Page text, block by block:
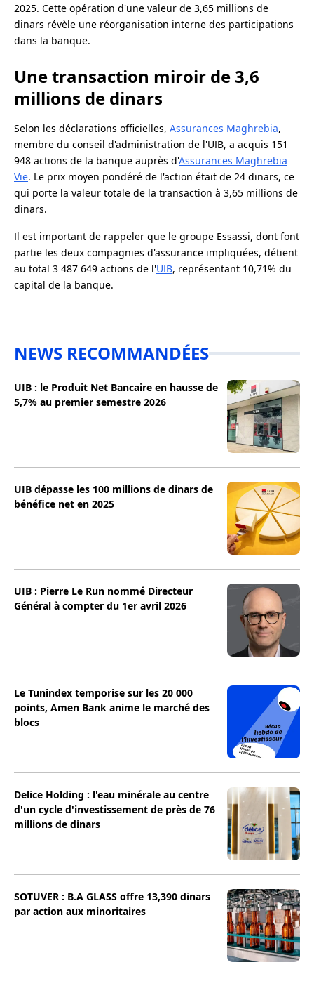
2025. Cette opération d'une valeur de 3,65 millions de
dinars révèle une réorganisation interne des participations
dans la banque.
Une transaction miroir de 3,6
millions de dinars
Selon les déclarations officielles, Assurances Maghrebia,
membre du conseil d'administration de l'UIB, a acquis 151
948 actions de la banque auprès d'Assurances Maghrebia
Vie. Le prix moyen pondéré de l'action était de 24 dinars, ce
qui porte la valeur totale de la transaction à 3,65 millions de
dinars.
Il est important de rappeler que le groupe Essassi, dont font
partie les deux compagnies d'assurance impliquées, détient
au total 3 487 649 actions de l'UIB, représentant 10,71% du
capital de la banque.
NEWS RECOMMANDÉES
UIB : le Produit Net Bancaire en hausse de
5,7% au premier semestre 2026
UIB dépasse les 100 millions de dinars de
bénéfice net en 2025
UIB : Pierre Le Run nommé Directeur
Général à compter du 1er avril 2026
Le Tunindex temporise sur les 20 000
points, Amen Bank anime le marché des
blocs
Delice Holding : l'eau minérale au centre
d'un cycle d'investissement de près de 76
millions de dinars
SOTUVER : B.A GLASS offre 13,390 dinars
par action aux minoritaires